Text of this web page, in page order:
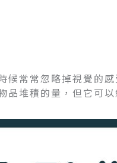
候常常忽略掉視覺的
堆積的量，但它可以